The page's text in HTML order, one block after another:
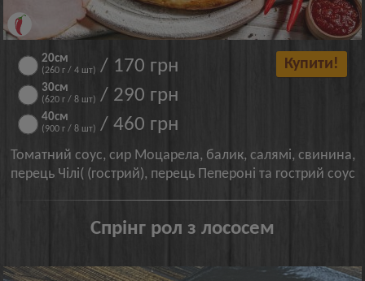
20см
(260 г / 4 шт) / 170 грн
30см
(620 г / 8 шт) / 290 грн
40см
(900 г / 8 шт) / 460 грн
Купити!
Томатний соус, сир Моцарела, балик, салямі, свинина,
перець Чілі( (гострий), перець Пепероні та гострий соус
Спрінг рол з лососем